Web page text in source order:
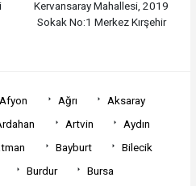
Kervansaray Mahallesi, 2019
Sokak No:1 Merkez Kırşehir
Afyon Ağrı
Aksaray
Artvin
Aydın
Bayburt
Bilecik
Burdur
Bursa